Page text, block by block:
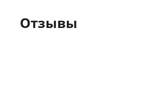
Отзывы